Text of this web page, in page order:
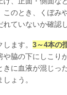
このとき、くぼみ
ていないか確認
ます。 3～4本の
や脇の下にしこり
きに血液が混じっ
ょう。